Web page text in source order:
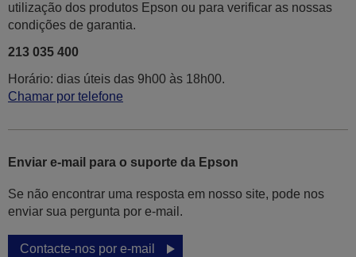
utilização dos produtos Epson ou para verificar as nossas
condições de garantia.
213 035 400
Horário: dias úteis das 9h00 às 18h00.
Chamar por telefone
Enviar e-mail para o suporte da Epson
Se não encontrar uma resposta em nosso site, pode nos
enviar sua pergunta por e-mail.
Contacte-nos por e-mail